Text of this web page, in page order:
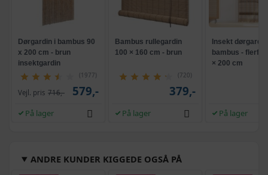
Dørgardin i bambus 90
x 200 cm - brun
insektgardin
(1977)
Vejl. pris 716,- 579,-
På lager
Bambus rullegardin
100 × 160 cm - brun
(720)
379,-
På lager
Insekt dørgardin
bambus -
× 200 cm
På lager
ANDRE KUNDER KIGGEDE OGSÅ PÅ